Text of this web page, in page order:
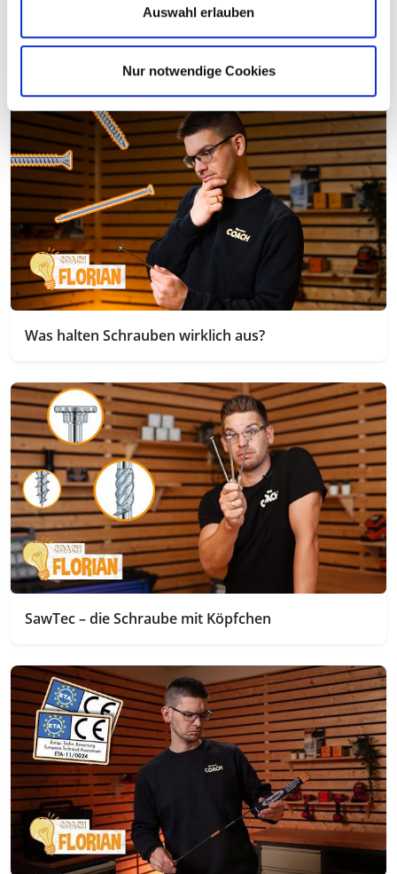
Auswahl erlauben
Nur notwendige Cookies
Holzbautechnik – Schraubenherstellung
Was halten Schrauben wirklich aus?
SawTec – die Schraube mit Köpfchen